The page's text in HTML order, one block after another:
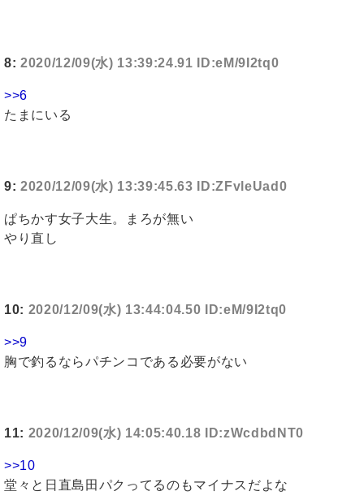
8: 2020/12/09(水) 13:39:24.91 ID:eM/9I2tq0
>>6
たまにいる
9: 2020/12/09(水) 13:39:45.63 ID:ZFvleUad0
ぱちかす女子大生。まろが無い
やり直し
10: 2020/12/09(水) 13:44:04.50 ID:eM/9I2tq0
>>9
胸で釣るならパチンコである必要がない
11: 2020/12/09(水) 14:05:40.18 ID:zWcdbdNT0
>>10
堂々と日直島田パクってるのもマイナスだよな